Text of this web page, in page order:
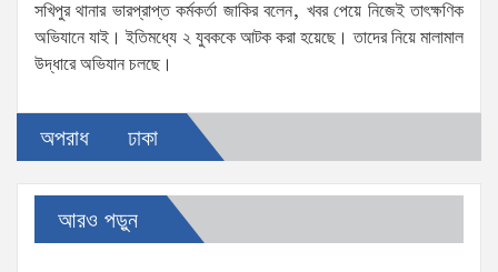
সখিপুর থানার ভারপ্রাপ্ত কর্মকর্তা জাকির বলেন, খবর পেয়ে নিজেই তাৎক্ষণিক
অভিযানে যাই। ইতিমধ্যে ২ যুবককে আটক করা হয়েছে। তাদের নিয়ে মালামাল
উদ্ধারে অভিযান চলছে।
অপরাধ ঢাকা
আরও পড়ুন